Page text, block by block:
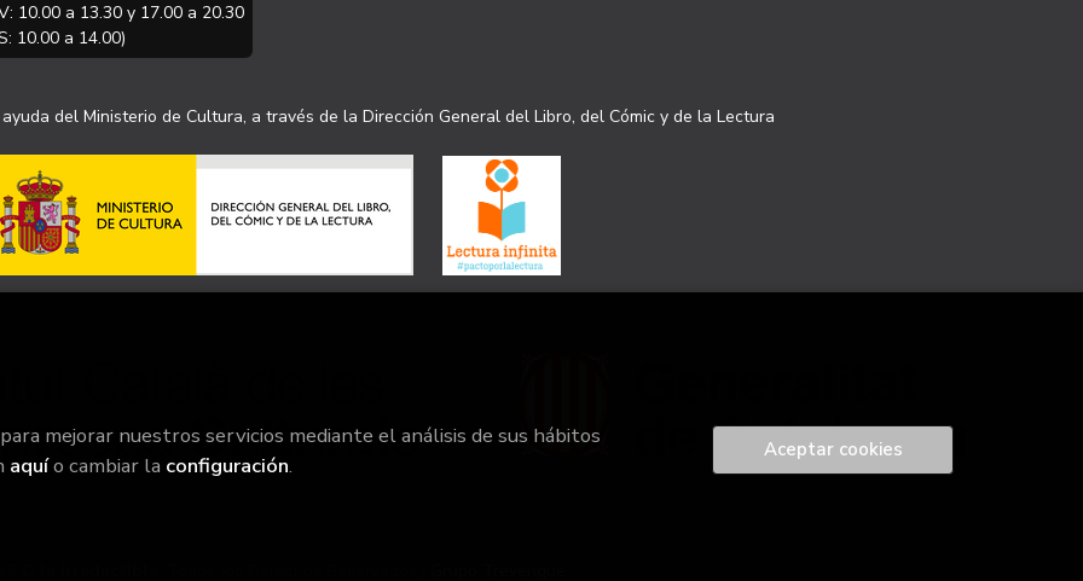
10.00 a 13.30 y 17.00 a 20.30
10.00 a 14.00)
del Ministerio de Cultura, a través de la Dirección General del Libro, del Cómic y de la Lectura
mejorar nuestros servicios mediante el análisis de sus hábitos
aquío cambiar la configuración.
Aceptar cookies